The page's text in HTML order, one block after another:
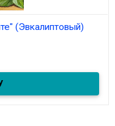
(Эвкалиптовый)
10мл